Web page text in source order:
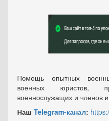
Помощь опытных
военных юристов,
военнослужащих и членов
Наш Telegram-канал: